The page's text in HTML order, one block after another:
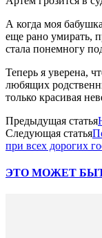
А когда моя
еще рано умирать,
стала понемногу
Теперь я уверена,
любящих
только красивая
Предыдущая статья
Следующая статья
при всех дорогих
ЭТО МОЖЕТ